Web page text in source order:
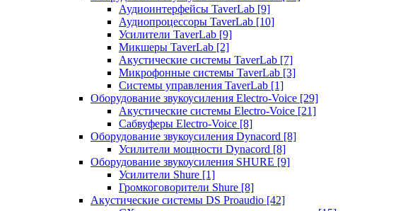
Аудиоинтерфейсы TaverLab [9]
Аудиопроцессоры TaverLab [10]
Усилители TaverLab [9]
Микшеры TaverLab [2]
Акустические системы TaverLab [7]
Микрофонные системы TaverLab [3]
Системы управления TaverLab [1]
Оборудование звукоусиления Electro-Voice [29]
Акустические системы Electro-Voice [21]
Сабвуферы Electro-Voice [8]
Оборудование звукоусиления Dynacord [8]
Усилители мощности Dynacord [8]
Оборудование звукоусиления SHURE [9]
Усилители Shure [1]
Громкоговорители Shure [8]
Акустические системы DS Proaudio [42]